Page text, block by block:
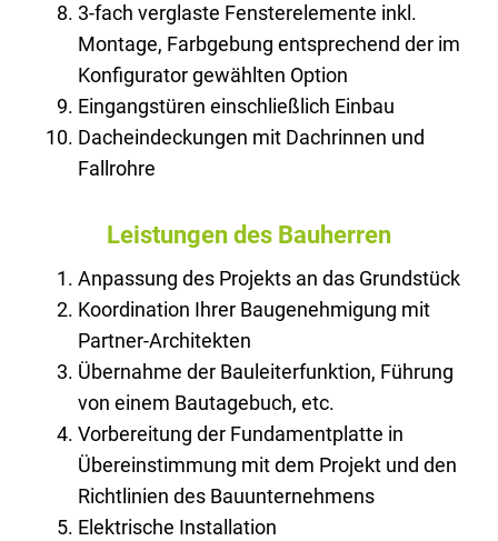
3-fach verglaste Fensterelemente inkl.
Montage, Farbgebung entsprechend der im
Konfigurator gewählten Option
Eingangstüren einschließlich Einbau
Dacheindeckungen mit Dachrinnen und
Fallrohre
Leistungen des Bauherren
Anpassung des Projekts an das Grundstück
Koordination Ihrer Baugenehmigung mit
Partner-Architekten
Übernahme der Bauleiterfunktion, Führung
von einem Bautagebuch, etc.
Vorbereitung der Fundamentplatte in
Übereinstimmung mit dem Projekt und den
Richtlinien des Bauunternehmens
Elektrische Installation